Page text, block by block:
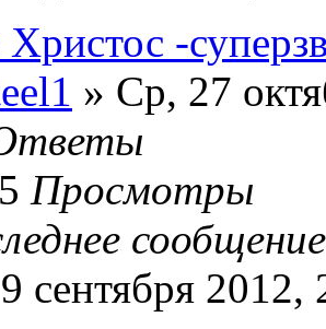
-
» Ср, 27
Просмотры
сентября 2012,